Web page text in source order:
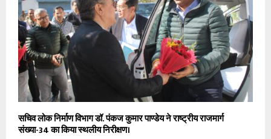
सचिव लोक निर्माण विभाग डॉ. पंकज कुमार पाण्डेय ने राष्ट्रीय राजमार्ग
संख्या-34 का किया स्थलीय निरीक्षण।